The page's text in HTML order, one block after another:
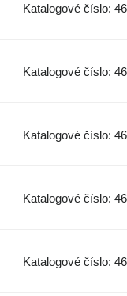
Katalogové číslo:
Katalogové číslo:
Katalogové číslo:
Katalogové číslo:
Katalogové číslo: